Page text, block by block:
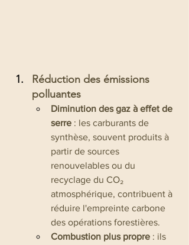
Réduction des émissions
polluantes
Diminution des gaz à effet de
serre : les carburants de
synthèse, souvent produits à
partir de sources
renouvelables ou du
recyclage du CO₂
atmosphérique, contribuent à
réduire l'empreinte carbone
des opérations forestières.
Combustion plus propre : ils